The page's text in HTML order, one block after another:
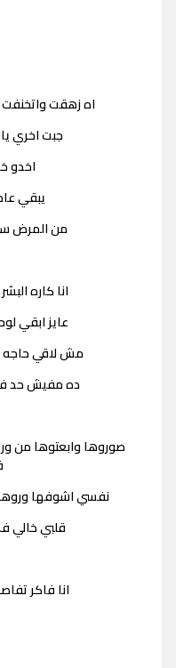
اه زهقت
جبت اخري
اخدو
يبقي
من المرض
انا كاره
عايز ابقي
مش لاقي حاجه
ده مفيش حد
صوروها وابعتوها من
نفسي اشوفها
قلبي خالي
انا فاكر